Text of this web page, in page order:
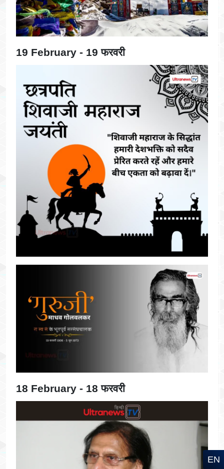
19 February - 19 फरवरी
18 February - 18 फरवरी
EN